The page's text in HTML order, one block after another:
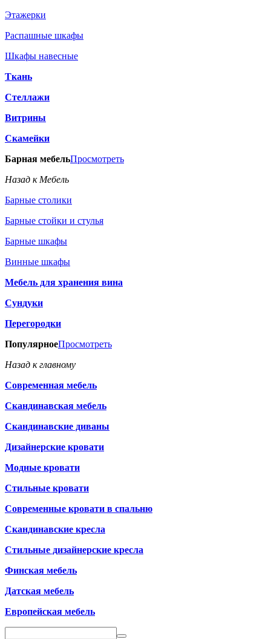
Этажерки
Распашные шкафы
Шкафы навесные
Ткань
Стеллажи
Витрины
Скамейки
Барная мебельПросмотреть
Назад к Мебель
Барные столики
Барные стойки и стулья
Барные шкафы
Винные шкафы
Мебель для хранения вина
Сундуки
Перегородки
ПопулярноеПросмотреть
Назад к главному
Современная мебель
Скандинавская мебель
Скандинавские диваны
Дизайнерские кровати
Модные кровати
Стильные кровати
Современные кровати в спальню
Скандинавские кресла
Стильные дизайнерские кресла
Финская мебель
Датская мебель
Европейская мебель